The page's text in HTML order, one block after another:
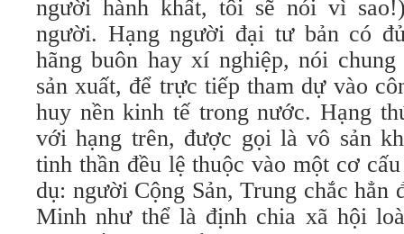
người hành khất, tôi sẽ nói vì
người. Hạng người đại tư bản có
hãng buôn hay xí nghiệp, nói
sản xuất, để trực tiếp tham dự vào
huy nền kinh tế trong nước. Hạng
với hạng trên, được gọi là vô sản
tinh thần đều lệ thuộc vào một cơ
dụ: người Cộng Sản, Trung chắc hẳn
Minh như thể là định chia xã hội